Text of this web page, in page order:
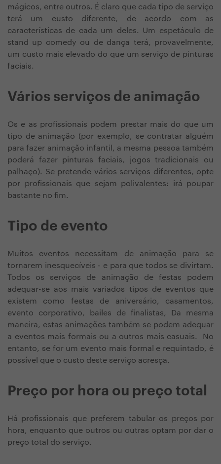
mágicos, entre outros. É claro que cada tipo de serviço
terá um custo diferente, de acordo com as
características de cada um deles. Um espetáculo de
stand up comedy ou de dança terá, provavelmente,
um custo mais elevado do que um serviço de pinturas
faciais.
Vários serviços de animação
Os e as profissionais podem prestar mais do que um
tipo de animação (por exemplo, se contratar alguém
para fazer animação infantil, a mesma pessoa também
poderá fazer pinturas faciais, jogos tradicionais ou
palhaço). Se pretende vários serviços diferentes, opte
por profissionais que sejam polivalentes: irá poupar
bastante no fim.
Tipo de evento
Muitos eventos necessitam de animação para se
tornarem inesquecíveis - e para que todos se divirtam.
Todos os serviços de animação de festas podem
adequar-se aos mais variados tipos de eventos que
existem como festas de aniversário, casamentos,
evento corporativo, bailes de finalistas, Da mesma
maneira, estas animações também se podem adequar
a eventos mais formais ou a outros mais casuais. No
entanto, se for um evento mais formal e requintado, é
possível que o custo deste serviço acresça.
Preço por hora ou preço total
Há profissionais que preferem tabular os preços por
hora, enquanto que outros ou outras optam por dar o
preço total do serviço.